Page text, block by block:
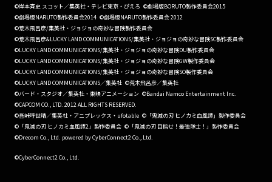
©岸本斉史 スコット／集英社・テレビ東京・ぴえろ ©劇場版BORUTO製作委員会2015
©劇場版NARUTO製作委員会2014 ©劇場版NARUTO製作委員会 2012
©荒木飛呂彦/集英社・ジョジョの奇妙な冒険製作委員会
©荒木飛呂彦&LUCKY LAND COMMUNICATIONS/集英社・ジョジョの奇妙な冒険SC製作委員会
©LUCKY LAND COMMUNICATIONS/集英社・ジョジョの奇妙な冒険DU製作委員会
©LUCKY LAND COMMUNICATIONS/集英社・ジョジョの奇妙な冒険GW製作委員会
©LUCKY LAND COMMUNICATIONS/集英社・ジョジョの奇妙な冒険SO製作委員会
©LUCKY LAND COMMUNICATIONS／集英社 ©荒木飛呂彦／集英社
©バード・スタジオ／集英社・東映アニメーション ©Bandai Namco Entertainment Inc.
©CAPCOM CO., LTD. 2012 ALL RIGHTS RESERVED.
©吾峠呼世晴／集英社・アニプレックス・ufotable ©「鬼滅の刃 ヒノカミ血風譚」製作委員会
©「鬼滅の刃 ヒノカミ血風譚2」製作委員会 ©「鬼滅の刃 目指せ！最強隊士！」製作委員会
©Drecom Co., Ltd. powered by CyberConnect2 Co., Ltd.
©CyberConnect2 Co., Ltd.